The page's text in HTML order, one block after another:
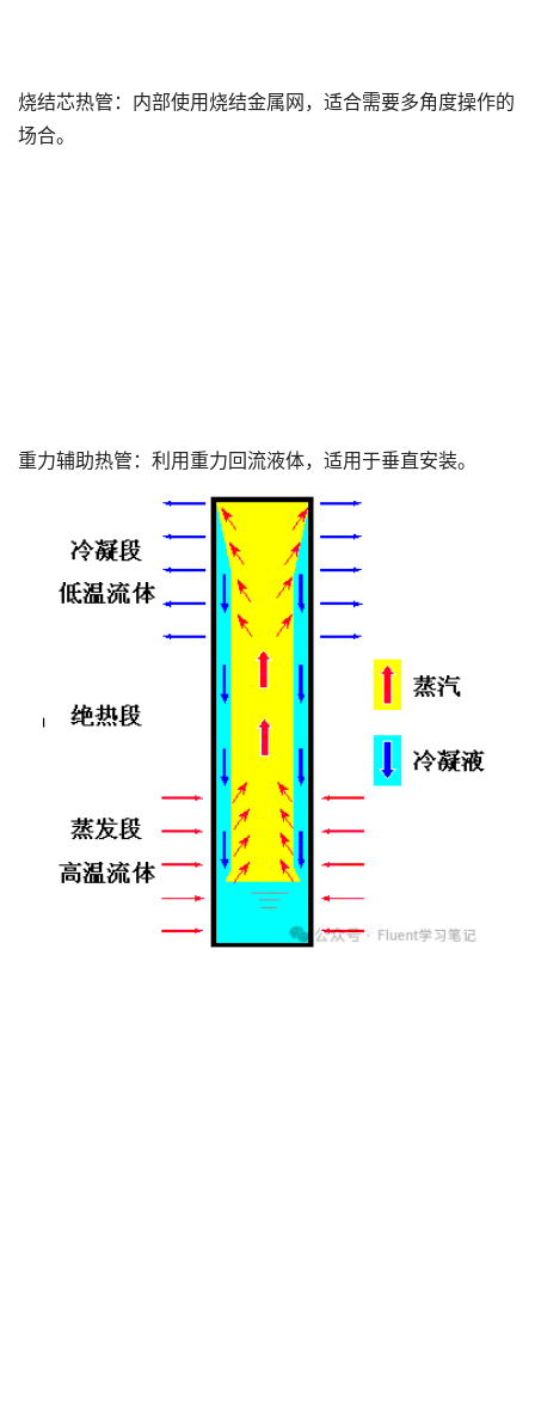
烧结芯热管：内部使用烧结金属网，适合需要多角度操作的
场合。
重力辅助热管：利用重力回流液体，适用于垂直安装。